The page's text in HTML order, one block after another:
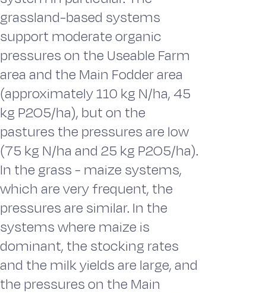
grassland-based systems
support moderate organic
pressures on the Useable Farm
area and the Main Fodder area
(approximately 110 kg N/ha, 45
kg P2O5/ha), but on the
pastures the pressures are low
(75 kg N/ha and 25 kg P2O5/ha).
In the grass - maize systems,
which are very frequent, the
pressures are similar. In the
systems where maize is
dominant, the stocking rates
and the milk yields are large, and
the pressures on the Main